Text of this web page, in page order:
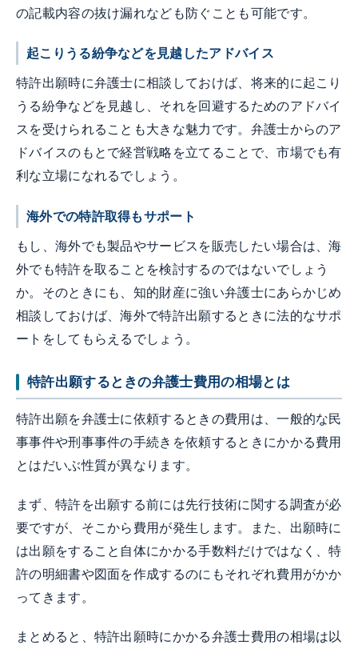
の記載内容の抜け漏れなども防ぐことも可能です。
起こりうる紛争などを見越したアドバイス
特許出願時に弁護士に相談しておけば、将来的に起こり
うる紛争などを見越し、それを回避するためのアドバイ
スを受けられることも大きな魅力です。弁護士からのア
ドバイスのもとで経営戦略を立てることで、市場でも有
利な立場になれるでしょう。
海外での特許取得もサポート
もし、海外でも製品やサービスを販売したい場合は、海
外でも特許を取ることを検討するのではないでしょう
か。そのときにも、知的財産に強い弁護士にあらかじめ
相談しておけば、海外で特許出願するときに法的なサポ
ートをしてもらえるでしょう。
特許出願するときの弁護士費用の相場とは
特許出願を弁護士に依頼するときの費用は、一般的な民
事事件や刑事事件の手続きを依頼するときにかかる費用
とはだいぶ性質が異なります。
まず、特許を出願する前には先行技術に関する調査が必
要ですが、そこから費用が発生します。また、出願時に
は出願をすること自体にかかる手数料だけではなく、特
許の明細書や図面を作成するのにもそれぞれ費用がかか
ってきます。
まとめると、特許出願時にかかる弁護士費用の相場は以